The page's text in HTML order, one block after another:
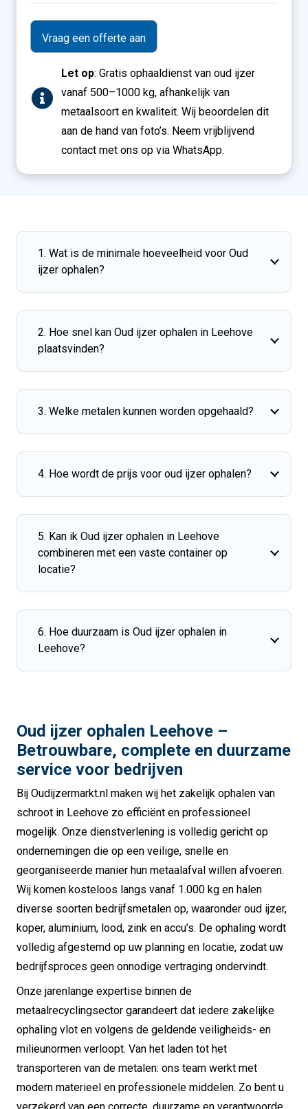
Extra
info
Let op: Gratis ophaaldienst van oud ijzer
vanaf 500–1000 kg, afhankelijk van
metaalsoort en kwaliteit. Wij beoordelen dit
aan de hand van foto’s. Neem vrijblijvend
contact met ons op via WhatsApp.
1. Wat is de minimale hoeveelheid voor Oud
ijzer ophalen?
2. Hoe snel kan Oud ijzer ophalen in Leehove
plaatsvinden?
3. Welke metalen kunnen worden opgehaald?
4. Hoe wordt de prijs voor oud ijzer ophalen?
5. Kan ik Oud ijzer ophalen in Leehove
combineren met een vaste container op
locatie?
6. Hoe duurzaam is Oud ijzer ophalen in
Leehove?
Oud ijzer ophalen Leehove –
Betrouwbare, complete en duurzame
service voor bedrijven
Bij Oudijzermarkt.nl maken wij het zakelijk ophalen van
schroot in Leehove zo efficiënt en professioneel
mogelijk. Onze dienstverlening is volledig gericht op
ondernemingen die op een veilige, snelle en
georganiseerde manier hun metaalafval willen afvoeren.
Wij komen kosteloos langs vanaf 1.000 kg en halen
diverse soorten bedrijfsmetalen op, waaronder oud ijzer,
koper, aluminium, lood, zink en accu’s. De ophaling wordt
volledig afgestemd op uw planning en locatie, zodat uw
bedrijfsproces geen onnodige vertraging ondervindt.
Onze jarenlange expertise binnen de
metaalrecyclingsector garandeert dat iedere zakelijke
ophaling vlot en volgens de geldende veiligheids- en
milieunormen verloopt. Van het laden tot het
transporteren van de metalen: ons team werkt met
modern materieel en professionele middelen. Zo bent u